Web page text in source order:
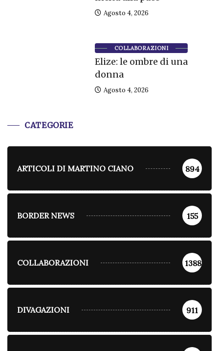
Agosto 4, 2026
COLLABORAZIONI
Elize: le ombre di una
donna
Agosto 4, 2026
CATEGORIE
ARTICOLI DI MARTINO CIANO 894
BORDER NEWS 155
COLLABORAZIONI 1388
DIVAGAZIONI 911